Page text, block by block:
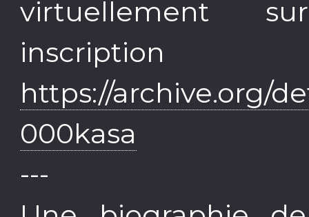
virtuellement
https://archive.org/
000kasa
---